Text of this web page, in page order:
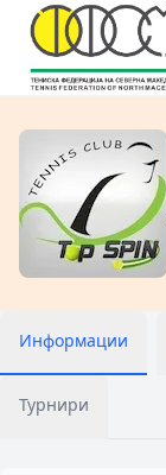
Информации
Турнири